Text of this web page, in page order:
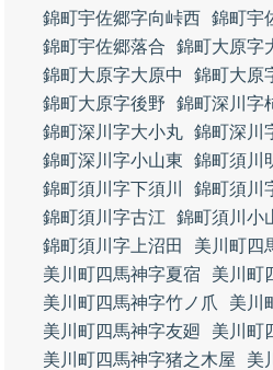
錦町宇佐郷字向峠西 錦町宇
錦町宇佐郷落合
錦町大原字
錦町大原字大原中
錦町大原
錦町大原字後野
錦町深川字
錦町深川字大小丸 錦町深川
錦町深川字小山東
錦町須川
錦町須川字下須川
錦町須川
錦町須川字古江
錦町須川小
錦町須川字上沼田
美川町四
美川町四馬神字夏宿
美川町
美川町四馬神字竹ノ爪
美川
美川町四馬神字友廻
美川町
美川町四馬神字猪之木屋
美